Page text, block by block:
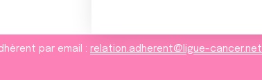
par email : relation.adherent@ligue-cancer.net